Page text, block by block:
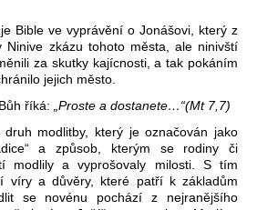
Bible ve vyprávění o Jonášovi, který z
Ninive zkázu tohoto města, ale ninivští
za skutky kajícnosti, a tak pokáním
jejich město.
říká:
„Proste a dostanete…“(Mt 7,7)
modlitby, který je označován jako
a způsob, kterým se rodiny či
modlily a vyprošovaly milosti. S tím
víry a důvěry, které patří k základům
se novénu pochází z nejranějšího